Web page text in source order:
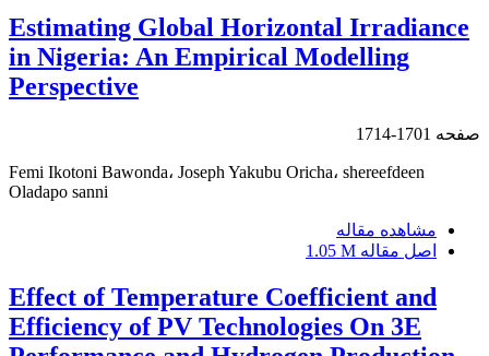
Estimating Global Horizontal Irradiance
in Nigeria: An Empirical Modelling
Perspective
صفحه 1701-1714
Femi Ikotoni Bawonda، Joseph Yakubu Oricha، shereefdeen
Oladapo sanni
مشاهده مقاله
اصل مقاله 1.05 M
Effect of Temperature Coefficient and
Efficiency of PV Technologies On 3E